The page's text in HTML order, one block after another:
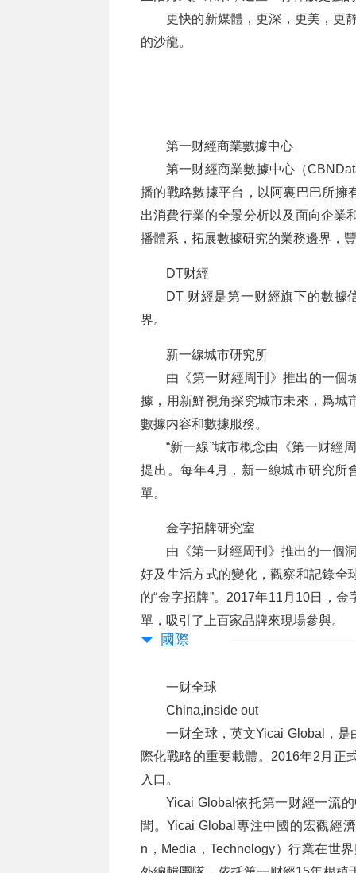
更快的新媒體，更深，更美，
的沙龍。
第一财經商業數據中心
第一财經商業數據中心（
播的戰略數據平台，以阿裏巴巴所擁
出消費行業的全景分析以及面向企業
播體系，拓展數據研究的業務邊界，
DT财經
DT 财經是第一财經旗下的數據
界。
新一線城市研究所
由《第一财經周刊》推出的一個
據，用新鮮視角探究城市未來，爲城
數據内容和數據服務。
“新一線”城市概念由《第一财經
提出。每年4月，新一線城市研究所
單。
金字招牌研究室
由《第一财經周刊》推出的一個
好及生活方式的變化，觀察和記錄全
的“金字招牌”。2017年11月10日，
單，吸引了上百家品牌來現場參與。
國際
一财全球
China,inside out
一财全球，英文Yicai Global，
際化戰略的重要載體。2016年2月正
入口。
Yicai Global依托第一财經一流
聞。Yicai Global專注中國的宏觀經
n，Media，Technology）行業在世